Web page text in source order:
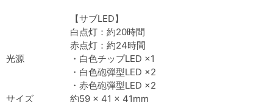
【サブLED】
白点灯：約20時間
赤点灯：約24時間
光源
・白色チップLED ×1
・白色砲弾型LED ×2
・赤色砲弾型LED ×2
サイズ
約59 × 41 × 41mm